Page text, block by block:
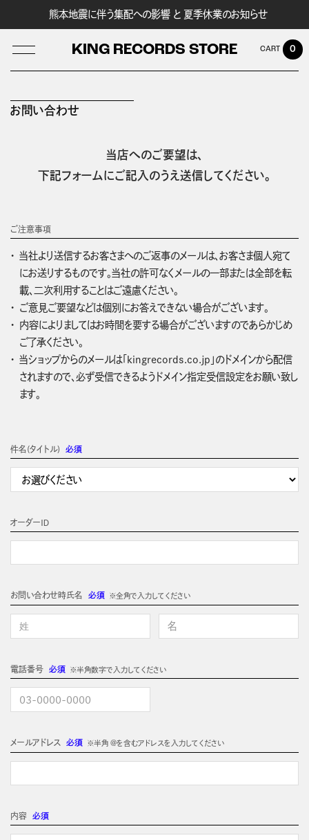
熊本地震に伴う集配への影響 と 夏季休業のお知らせ
KING RECORDS STORE 0
お問い合わせ
当店へのご要望は、
下記フォームにご記入のうえ送信してください。
ご注意事項
当社より送信するお客さまへのご返事のメールは、お客さま個人宛て
にお送りするものです。当社の許可なくメールの一部または全部を転
載、二次利用することはご遠慮ください。
ご意見ご要望などは個別にお答えできない場合がございます。
内容によりましてはお時間を要する場合がございますのであらかじめ
ご了承ください。
当ショップからのメールは「kingrecords.co.jp」のドメインから配信
されますので、必ず受信できるようドメイン指定受信設定をお願い致し
ます。
件名(タイトル) 必須
オーダーＩＤ
お問い合わせ時氏名 必須 ※全角で入力してください
電話番号必須 ※半角数字で入力してください
メールアドレス 必須 ※半角 @を含むアドレスを入力してください
内容 必須